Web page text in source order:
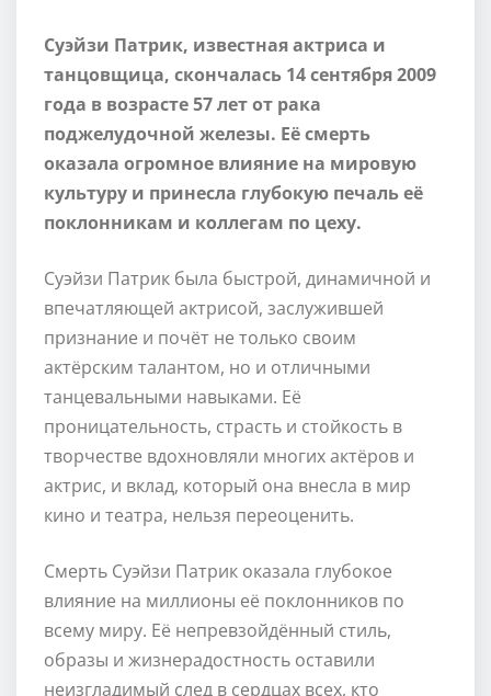
Суэйзи Патрик, известная актриса и
танцовщица, скончалась 14 сентября 2009
года в возрасте 57 лет от рака
поджелудочной железы. Её смерть
оказала огромное влияние на мировую
культуру и принесла глубокую печаль её
поклонникам и коллегам по цеху.
Суэйзи Патрик была быстрой, динамичной и
впечатляющей актрисой, заслужившей
признание и почёт не только своим
актёрским талантом, но и отличными
танцевальными навыками. Её
проницательность, страсть и стойкость в
творчестве вдохновляли многих актёров и
актрис, и вклад, который она внесла в мир
кино и театра, нельзя переоценить.
Смерть Суэйзи Патрик оказала глубокое
влияние на миллионы её поклонников по
всему миру. Её непревзойдённый стиль,
образы и жизнерадостность оставили
неизгладимый след в сердцах всех, кто